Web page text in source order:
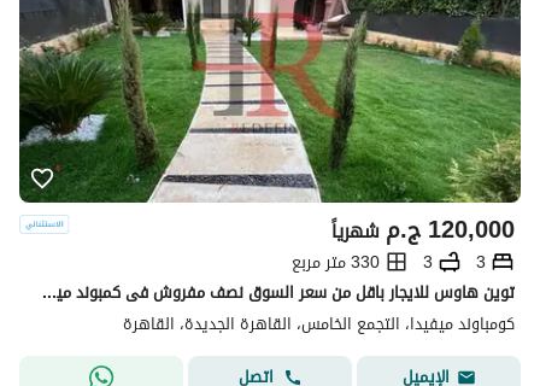
ج.م120,000 شهرياً
3
3
330 متر مربع
توين هاوس للايجار باقل من سعر السوق نصف مفروش فى كمبوند ميفيدا التجمع الخامس القاهره الجديده
كومباوند ميفيدا، التجمع الخامس، القاهرة الجديدة، القاهرة
الإيميل
اتصل